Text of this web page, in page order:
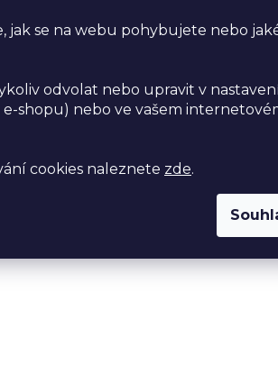
jak se na webu pohybujete nebo
odvolat nebo upravit v
e-shopu) nebo ve vašem
cookies naleznete zde.